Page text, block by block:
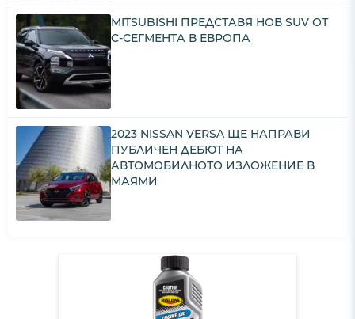
MITSUBISHI ПРЕДСТАВЯ НОВ SUV ОТ
C-СЕГМЕНТА В ЕВРОПА
2023 NISSAN VERSA ЩЕ НАПРАВИ
ПУБЛИЧЕН ДЕБЮТ НА
АВТОМОБИЛНОТО ИЗЛОЖЕНИЕ В
МАЯМИ